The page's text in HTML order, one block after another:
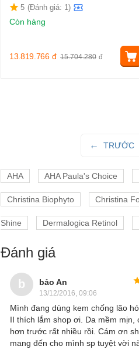
5 (Đánh giá: 1)
Còn hàng
15.704.280 đ
13.819.766 đ
TRƯỚC
AHA AHA Paula's Choice
Christina Biophyto Christina
Shine Dermalogica Retinol
Đánh giá
b bảo An
13/12/2016, 09:06
Mình đang dùng kem chống lão
II thích lắm shop ơi. Da mềm mịn,
hơn trước rất nhiều rồi. Cám ơn
mang đến cho mình sp tuyệt vời